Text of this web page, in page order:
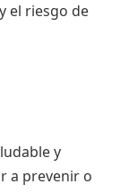
el riesgo de
y
a prevenir o